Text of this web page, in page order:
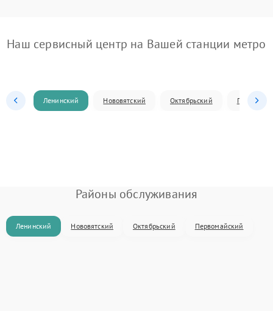
Наш сервисный центр на Вашей станции метро
Ленинский Нововятский Октябрьский
Районы обслуживания
Ленинский Нововятский Октябрьский Первомайский